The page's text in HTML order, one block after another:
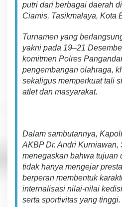
K
a
l
r
e
s
a
n
d
a
r
a
n
C
u
p
2
putri dari berbagai daerah
Ciamis, Tasikmalaya, Kota
Turnamen yang
yakni pada 19–21
komitmen Polres
pengembangan olahraga,
sekaligus memperkuat tali
atlet dan masyarakat.
Dalam sambutannya,
AKBP Dr. Andri Kurniawan,
menegaskan bahwa tujuan
tidak hanya mengejar
berperan membentuk
internalisasi nilai-nilai
serta sportivitas yang tinggi.